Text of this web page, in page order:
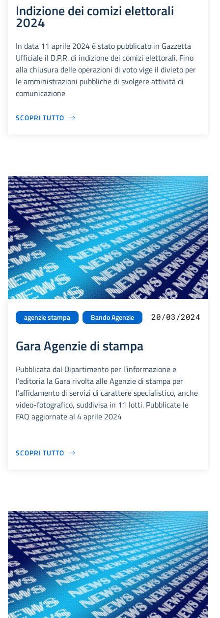
Indizione dei comizi elettorali
2024
In data 11 aprile 2024 è stato pubblicato in Gazzetta
Ufficiale il D.P.R. di indizione dei comizi elettorali. Fino
alla chiusura delle operazioni di voto vige il divieto per
le amministrazioni pubbliche di svolgere attività di
comunicazione
SCOPRI TUTTO
agenzie stampa Bando Agenzie 20/03/2024
Gara Agenzie di stampa
Pubblicata dal Dipartimento per l’informazione e
l’editoria la Gara rivolta alle Agenzie di stampa per
l’affidamento di servizi di carattere specialistico, anche
video-fotografico, suddivisa in 11 lotti. Pubblicate le
FAQ aggiornate al 4 aprile 2024
SCOPRI TUTTO